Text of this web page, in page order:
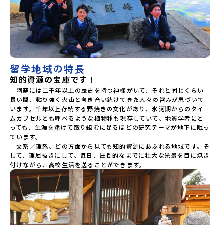
留学地域の特長
知的資源の宝庫です！
阿蘇には二千年以上の歴史を持つ神様がいて、それと同じくらい
長い間、粘り強く火山と向き合い続けてきた人々の営みが息づいて
います。千年以上存続する野焼きの文化があり、氷河期からのタイ
ムカプセルとも呼べるような植物種も現存していて、地質学者にと
っても、生涯を賭けて取り組むに足るほどの研究テーマが地下に眠っ
ています。
文系／理系、どの方面から見ても知的資源にあふれる地域です。そ
して、理屈抜きにして、毎日、圧倒的なまでに壮大な光景を目に焼き
付けながら、高校生活を送ることができます。